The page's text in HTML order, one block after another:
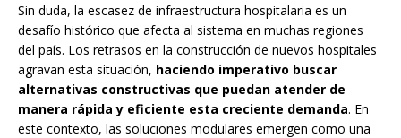
Sin duda, la escasez de infraestructura hospitalaria es un
desafío histórico que afecta al sistema en muchas regiones
del país. Los retrasos en la construcción de nuevos hospitales
agravan esta situación, haciendo imperativo buscar
alternativas constructivas que puedan atender de
manera rápida y eficiente esta creciente demanda. En
este contexto, las soluciones modulares emergen como una